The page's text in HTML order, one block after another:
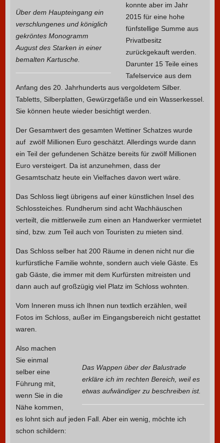
Über dem Haupteingang ein
verschlungenes und königlich
gekröntes Monogramm
August des Starken in einer
bemalten Kartusche.
konnte aber im Jahr
2015 für eine hohe
fünfstellige Summe aus
Privatbesitz
zurückgekauft werden.
Darunter 15 Teile eines
Tafelservice aus dem
Anfang des 20. Jahrhunderts aus vergoldetem Silber.
Tabletts, Silberplatten, Gewürzgefäße und ein Wasserkessel.
Sie können heute wieder besichtigt werden.
Der Gesamtwert des gesamten Wettiner Schatzes wurde
auf zwölf Millionen Euro geschätzt. Allerdings wurde dann
ein Teil der gefundenen Schätze bereits für zwölf Millionen
Euro versteigert. Da ist anzunehmen, dass der
Gesamtschatz heute ein Vielfaches davon wert wäre.
Das Schloss liegt übrigens auf einer künstlichen Insel des
Schlossteiches. Rundherum sind acht Wachhäuschen
verteilt, die mittlerweile zum einen an Handwerker vermietet
sind, bzw. zum Teil auch von Touristen zu mieten sind.
Das Schloss selber hat 200 Räume in denen nicht nur die
kurfürstliche Familie wohnte, sondern auch viele Gäste. Es
gab Gäste, die immer mit dem Kurfürsten mitreisten und
dann auch auf großzügig viel Platz im Schloss wohnten.
Vom Inneren muss ich Ihnen nun textlich erzählen, weil
Fotos im Schloss, außer im Eingangsbereich nicht gestattet
waren.
Das Wappen über der Balustrade
erkläre ich im rechten Bereich, weil es
etwas aufwändiger zu beschreiben ist.
Also machen
Sie einmal
selber eine
Führung mit,
wenn Sie in die
Nähe kommen,
es lohnt sich auf jeden Fall. Aber ein wenig, möchte ich
schon schildern: